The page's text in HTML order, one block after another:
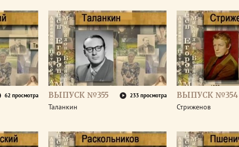
62 просмотра ВЫПУСК №355 233 просмотра
Таланкин
ВЫПУСК №354
Стриженов